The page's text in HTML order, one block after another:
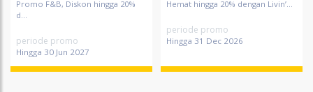
Promo F&B, Diskon hingga 20%
d...
periode promo
Hingga 30 Jun 2027
Hemat hingga 20% dengan Livin’...
periode promo
Hingga 31 Dec 2026